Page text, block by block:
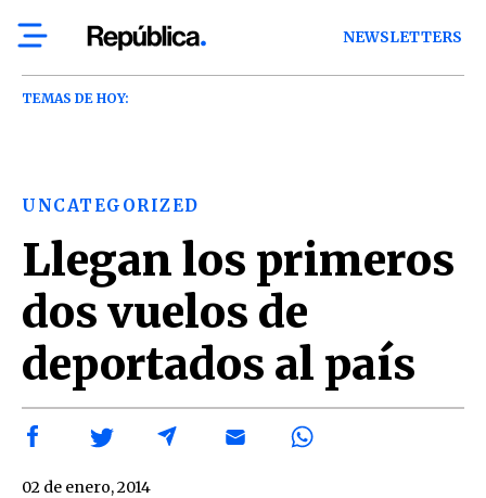
NEWSLETTERS
TEMAS DE HOY:
UNCATEGORIZED
Llegan los primeros
dos vuelos de
deportados al país
02 de enero, 2014